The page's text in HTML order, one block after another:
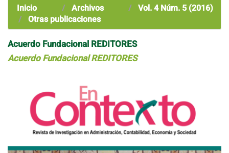
Inicio Archivos
Vol. 4 Núm. 5 (2016)
Otras publicaciones
Acuerdo Fundacional REDITORES
Acuerdo Fundacional REDITORES
artículo